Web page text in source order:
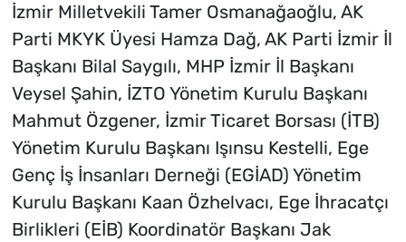
İzmir Milletvekili Tamer Osmanağaoğlu, AK
Parti MKYK Üyesi Hamza Dağ, AK Parti İzmir İl
Başkanı Bilal Saygılı, MHP İzmir İl Başkanı
Veysel Şahin, İZTO Yönetim Kurulu Başkanı
Mahmut Özgener, İzmir Ticaret Borsası (İTB)
Yönetim Kurulu Başkanı Işınsu Kestelli, Ege
Genç İş İnsanları Derneği (EGİAD) Yönetim
Kurulu Başkanı Kaan Özhelvacı, Ege İhracatçı
Birlikleri (EİB) Koordinatör Başkanı Jak